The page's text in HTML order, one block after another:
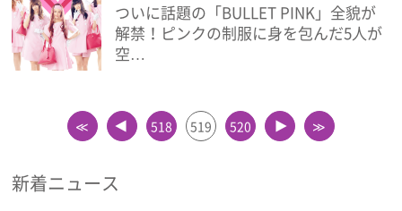
ついに話題の「BULLET PINK」全貌が
解禁！ピンクの制服に身を包んだ5人が
空…
≪ ▲ 518 519 520 ▲ ≫
新着ニュース